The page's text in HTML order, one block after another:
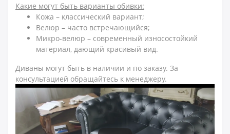
Какие могут быть варианты обивки:
Кожа – классический вариант;
Велюр – часто встречающийся;
Микро-велюр – современный износостойкий
материал, дающий красивый вид.
Диваны могут быть в наличии и по заказу. За
консультацией обращайтесь к менеджеру.